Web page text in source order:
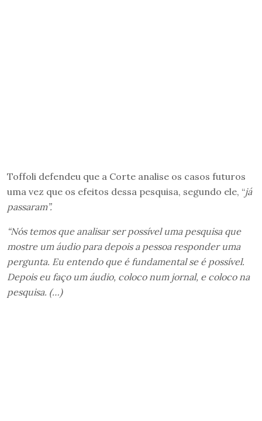
Toffoli defendeu que a Corte analise os casos futuros
uma vez que os efeitos dessa pesquisa, segundo ele, “já
passaram”.
“Nós temos que analisar ser possível uma pesquisa que
mostre um áudio para depois a pessoa responder uma
pergunta. Eu entendo que é fundamental se é possível.
Depois eu faço um áudio, coloco num jornal, e coloco na
pesquisa. (…)